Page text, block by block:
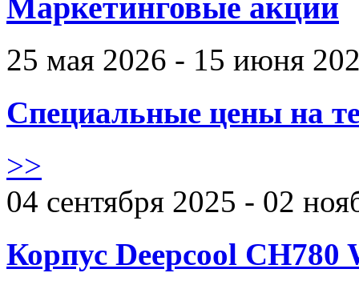
Маркетинговые акции
25 мая 2026 - 15 июня
Специальные цены на
>>
04 сентября 2025 - 02
Корпус Deepcool CH780